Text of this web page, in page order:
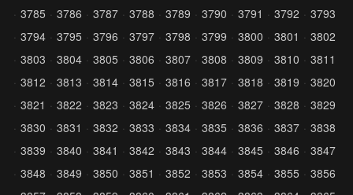
3785
3786 3787 3788 3789 3790 3791 3792
3793
3794
3795 3796 3797 3798 3799 3800 3801
3802
3803
3804 3805 3806 3807 3808 3809 3810
3811
3812
3813 3814 3815 3816 3817 3818 3819
3820
3821
3822 3823 3824 3825 3826 3827 3828
3829
3830
3831 3832 3833 3834 3835 3836 3837
3838
3839
3840 3841 3842 3843 3844 3845 3846
3847
3848
3849 3850 3851 3852 3853 3854 3855
3856